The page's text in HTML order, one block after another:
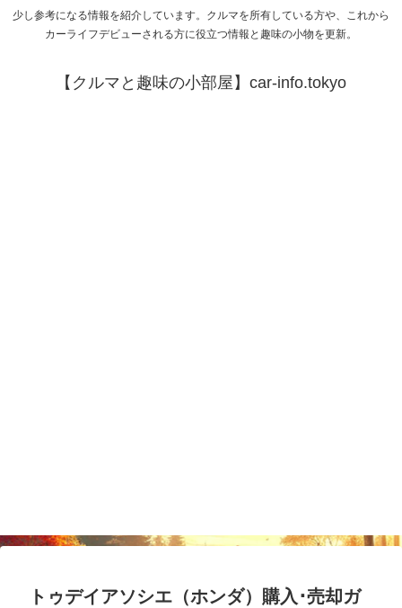
少し参考になる情報を紹介しています。クルマを所有している方や、これから
カーライフデビューされる方に役立つ情報と趣味の小物を更新。
【クルマと趣味の小部屋】car-info.tokyo
トゥデイアソシエ（ホンダ）購入･売却ガ